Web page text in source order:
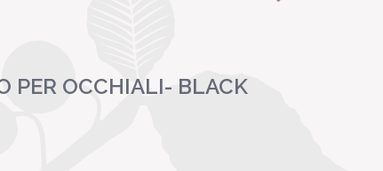
PER OCCHIALI- BLACK